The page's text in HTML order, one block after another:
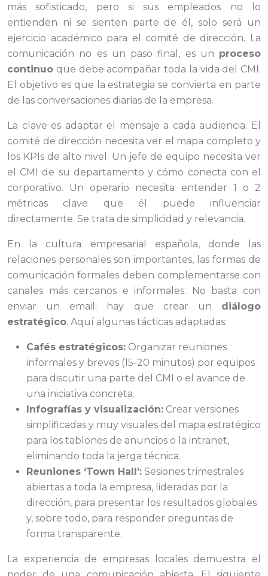
más sofisticado, pero si sus empleados no lo
entienden ni se sienten parte de él, solo será un
ejercicio académico para el comité de dirección. La
comunicación no es un paso final, es un proceso
continuo que debe acompañar toda la vida del CMI.
El objetivo es que la estrategia se convierta en parte
de las conversaciones diarias de la empresa.
La clave es adaptar el mensaje a cada audiencia. El
comité de dirección necesita ver el mapa completo y
los KPIs de alto nivel. Un jefe de equipo necesita ver
el CMI de su departamento y cómo conecta con el
corporativo. Un operario necesita entender 1 o 2
métricas clave que él puede influenciar
directamente. Se trata de simplicidad y relevancia.
En la cultura empresarial española, donde las
relaciones personales son importantes, las formas de
comunicación formales deben complementarse con
canales más cercanos e informales. No basta con
enviar un email; hay que crear un diálogo
estratégico. Aquí algunas tácticas adaptadas:
Cafés estratégicos: Organizar reuniones
informales y breves (15-20 minutos) por equipos
para discutir una parte del CMI o el avance de
una iniciativa concreta.
Infografías y visualización: Crear versiones
simplificadas y muy visuales del mapa estratégico
para los tablones de anuncios o la intranet,
eliminando toda la jerga técnica.
Reuniones ‘Town Hall’: Sesiones trimestrales
abiertas a toda la empresa, lideradas por la
dirección, para presentar los resultados globales
y, sobre todo, para responder preguntas de
forma transparente.
La experiencia de empresas locales demuestra el